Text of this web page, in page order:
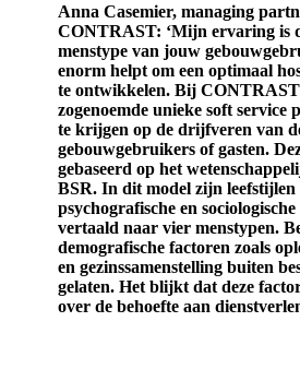
Anna Casemier, managing
CONTRAST: ‘Mijn ervaring is
menstype van jouw
enorm helpt om een optimaal
te ontwikkelen. Bij
zogenoemde unieke soft service
te krijgen op de drijfveren van
gebouwgebruikers of gasten.
gebaseerd op het
BSR. In dit model zijn leefstijlen
psychografische en sociologische
vertaald naar vier menstypen.
demografische factoren zoals
en gezinssamenstelling buiten
gelaten. Het blijkt dat deze
over de behoefte aan